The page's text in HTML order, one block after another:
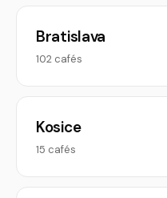
Bratislava
102 cafés
Kosice
15 cafés